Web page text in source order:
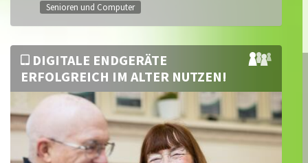
Senioren und Computer
DIGITALE ENDGERÄTE
ERFOLGREICH IM ALTER NUTZEN!